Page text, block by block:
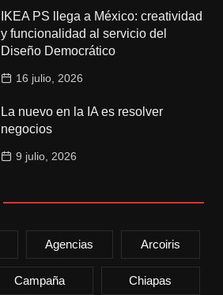
IKEA PS llega a México: creatividad
y funcionalidad al servicio del
Diseño Democrático
16 julio, 2026
La nuevo en la IA es resolver
negocios
9 julio, 2026
Agencias Arcoiris
Campaña Chiapas